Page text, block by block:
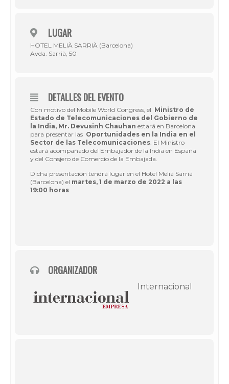
LUGAR
HOTEL MELIÀ SARRIÀ (Barcelona)
Avda. Sarrià, 50
DETALLES DEL EVENTO
Con motivo del Mobile World Congress, el Ministro de
Estado de Telecomunicaciones del Gobierno de
la India, Mr. Devusinh Chauhan estará en Barcelona
para presentar las Oportunidades en la India en el
Sector de las Telecomunicaciones . El Ministro
estará acompañado del Embajador de la India en España
y del Consjero de Comercio de la Embajada.
Dicha presentación tendrá lugar en el Hotel Meliá Sarriá
(Barcelona) el martes, 1 de marzo de 2022 a las
19:00 horas
ORGANIZADOR
Internacional